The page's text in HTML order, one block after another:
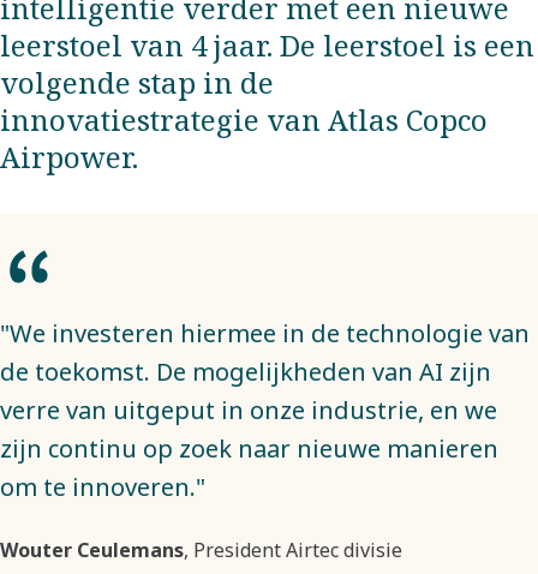
leerstoel van 4 jaar. De leerstoel is een
volgende stap in de
innovatiestrategie van Atlas Copco
Airpower.
"We investeren hiermee in de technologie van
de toekomst. De mogelijkheden van AI zijn
verre van uitgeput in onze industrie, en we
zijn continu op zoek naar nieuwe manieren
om te innoveren."
Wouter Ceulemans, President Airtec divisie